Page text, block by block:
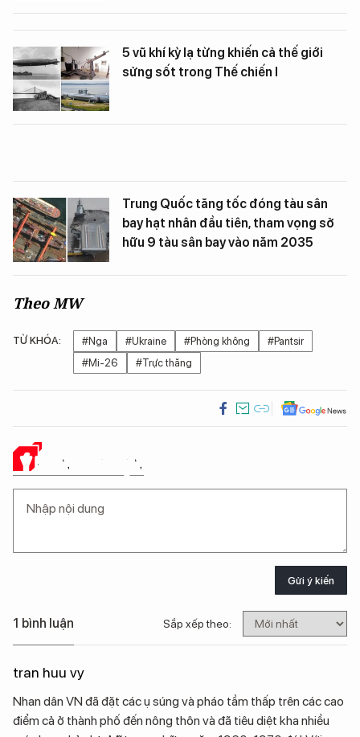
5 vũ khí kỳ lạ từng khiến cả thế giới
sửng sốt trong Thế chiến I
Trung Quốc tăng tốc đóng tàu sân
bay hạt nhân đầu tiên, tham vọng sở
hữu 9 tàu sân bay vào năm 2035
Theo MW
TỪ KHÓA: #Nga #Ukraine #Phòng không
#Pantsir
#Mi-26
#Trực thăng
Ý KIẾN CỦA BẠN
Gửi ý kiến
1 bình luận Sắp xếp theo:
tran huu vy
Nhan dân VN đã đặt các ụ súng và pháo tầm thấp trên các cao
điểm cả ở thành phố đến nông thôn và đã tiêu diệt kha nhiều